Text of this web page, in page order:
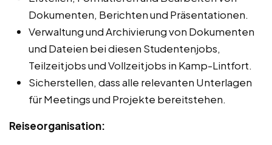
Dokumenten, Berichten und Präsentationen.
Verwaltung und Archivierung von Dokumenten
und Dateien bei diesen Studentenjobs,
Teilzeitjobs und Vollzeitjobs in Kamp-Lintfort.
Sicherstellen, dass alle relevanten Unterlagen
für Meetings und Projekte bereitstehen.
Reiseorganisation: